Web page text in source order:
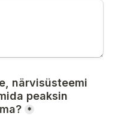
närvisüsteemi
peaksin
*